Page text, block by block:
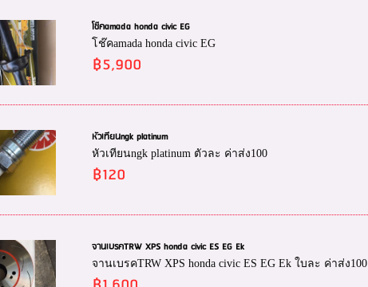
โช๊คamada honda civic EG
โช๊คamada honda civic EG
฿5,900
หัวเทียนngk platinum
หัวเทียนngk platinum ตัวละ ค่าส่ง100
฿120
จานเบรคTRW XPS honda civic ES EG Ek
จานเบรคTRW XPS honda civic ES EG Ek ใบละ ค่าส่ง100